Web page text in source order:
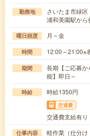
勤務地
さいたま市緑区
浦和美園駅から
曜日頻度 月～金
時間 12:00～21:00※
期間
長期【ご応募
能】即日～
時給 時給1350円
交通費
交通費支給有り
仕事内容
軽作業（仕分け